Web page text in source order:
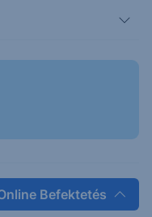
Befektetés
hoz és
mértékben
visszavásárlások
években
16 tartásra